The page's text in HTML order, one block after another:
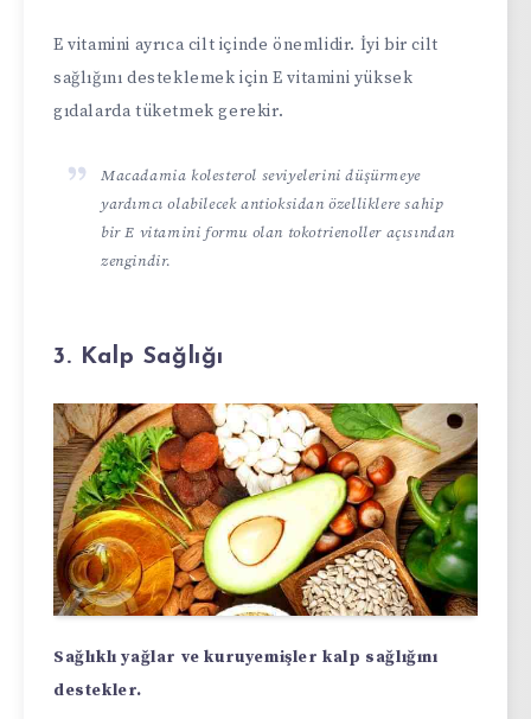
E vitamini ayrıca cilt içinde önemlidir. İyi bir cilt
sağlığını desteklemek için E vitamini yüksek
gıdalarda tüketmek gerekir.
Macadamia kolesterol seviyelerini düşürmeye
yardımcı olabilecek antioksidan özelliklere sahip
bir E vitamini formu olan tokotrienoller açısından
zengindir.
3. Kalp Sağlığı
Sağlıklı yağlar ve kuruyemişler kalp sağlığını
destekler.